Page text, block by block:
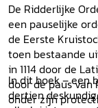
De Ridderlijke
een pauselijke
de Eerste
toen bestaande
in 1114 door de
door de paus van
onder zijn
In dit boek – een
dertien